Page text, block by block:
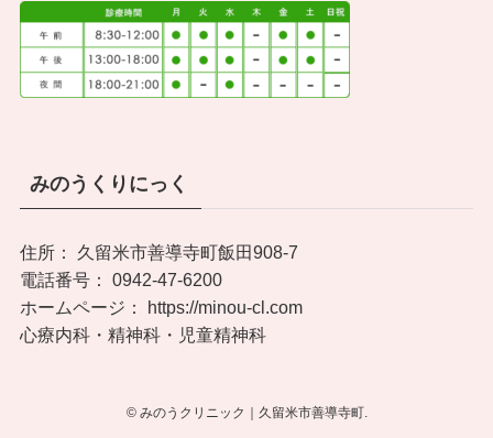
みのうくりにっく
住所： 久留米市善導寺町飯田908-7
電話番号： 0942-47-6200
ホームページ： https://minou-cl.com
心療内科・精神科・児童精神科
©みのうクリニック｜久留米市善導寺町.